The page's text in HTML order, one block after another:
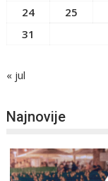
24
25
31
« jul
Najnovije